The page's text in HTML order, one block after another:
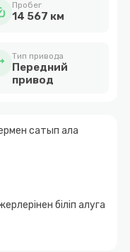
Пробег
14 567 км
Тип привода
Передний
привод
сатып ала
біліп алуга